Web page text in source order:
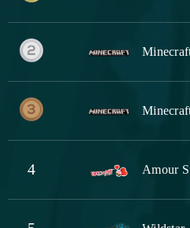
4 Amour